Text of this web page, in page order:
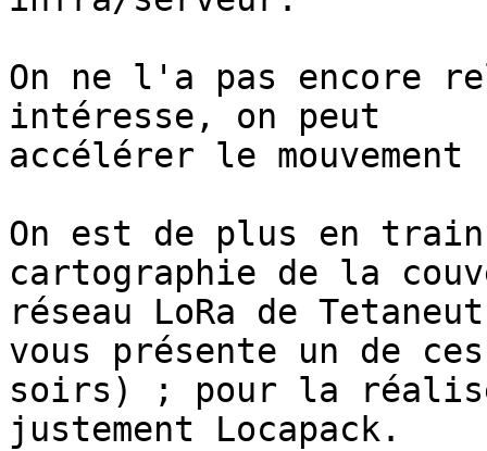
On ne l'a pas encore
intéresse, on peut
accélérer le
On est de plus en
cartographie de la
réseau LoRa de
vous présente un de
soirs) ; pour la
justement Locapack.